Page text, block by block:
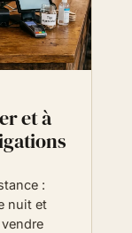
et à
:
nuit et